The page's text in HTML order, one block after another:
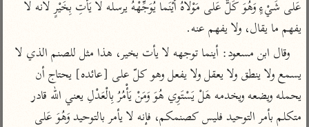
تفسير السمرقندي
تفسير الثعلبي
تفسير أبي السعود
الكشاف للزمخشري
الدر المنثور
تفسير مقاتل
تفسير قتادة
يفهم ما يقال، ولا يفهم عنه.
يحمله ويضعه ويخدمه هَلْ يَسْتَوِي هُوَ وَمَنْ يَأْمُرُ بِالْعَدْلِ يعني الله قادر